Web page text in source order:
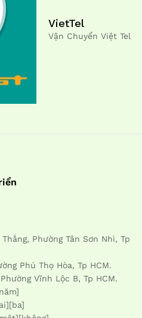
VietTel
Vận Chuyển Việt Tel
Phường Tân Sơn Nhì, Tp
Phú Thọ Hòa, Tp HCM.
Vĩnh Lộc B, Tp HCM.